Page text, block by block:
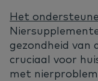
Het
gezondheid van
cruciaal voor
met